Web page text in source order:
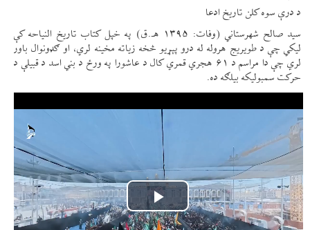
د درې سوه کلن تاریخ ادعا
سید صالح شهرستاني (وفات: ۱۳۹۵ هـ.ق) په خپل کتاب تاریخ النیاحه کې
لیکي چې د طویریج هروله له درو پېړیو څخه زیاته مخینه لري، او ګډونوال باور
لري چې دا مراسم د ۶۱ هجري قمري کال د عاشورا په ورځ د بني اسد د قبیلې د
حرکت سمبولیکه بیلګه ده.
Play